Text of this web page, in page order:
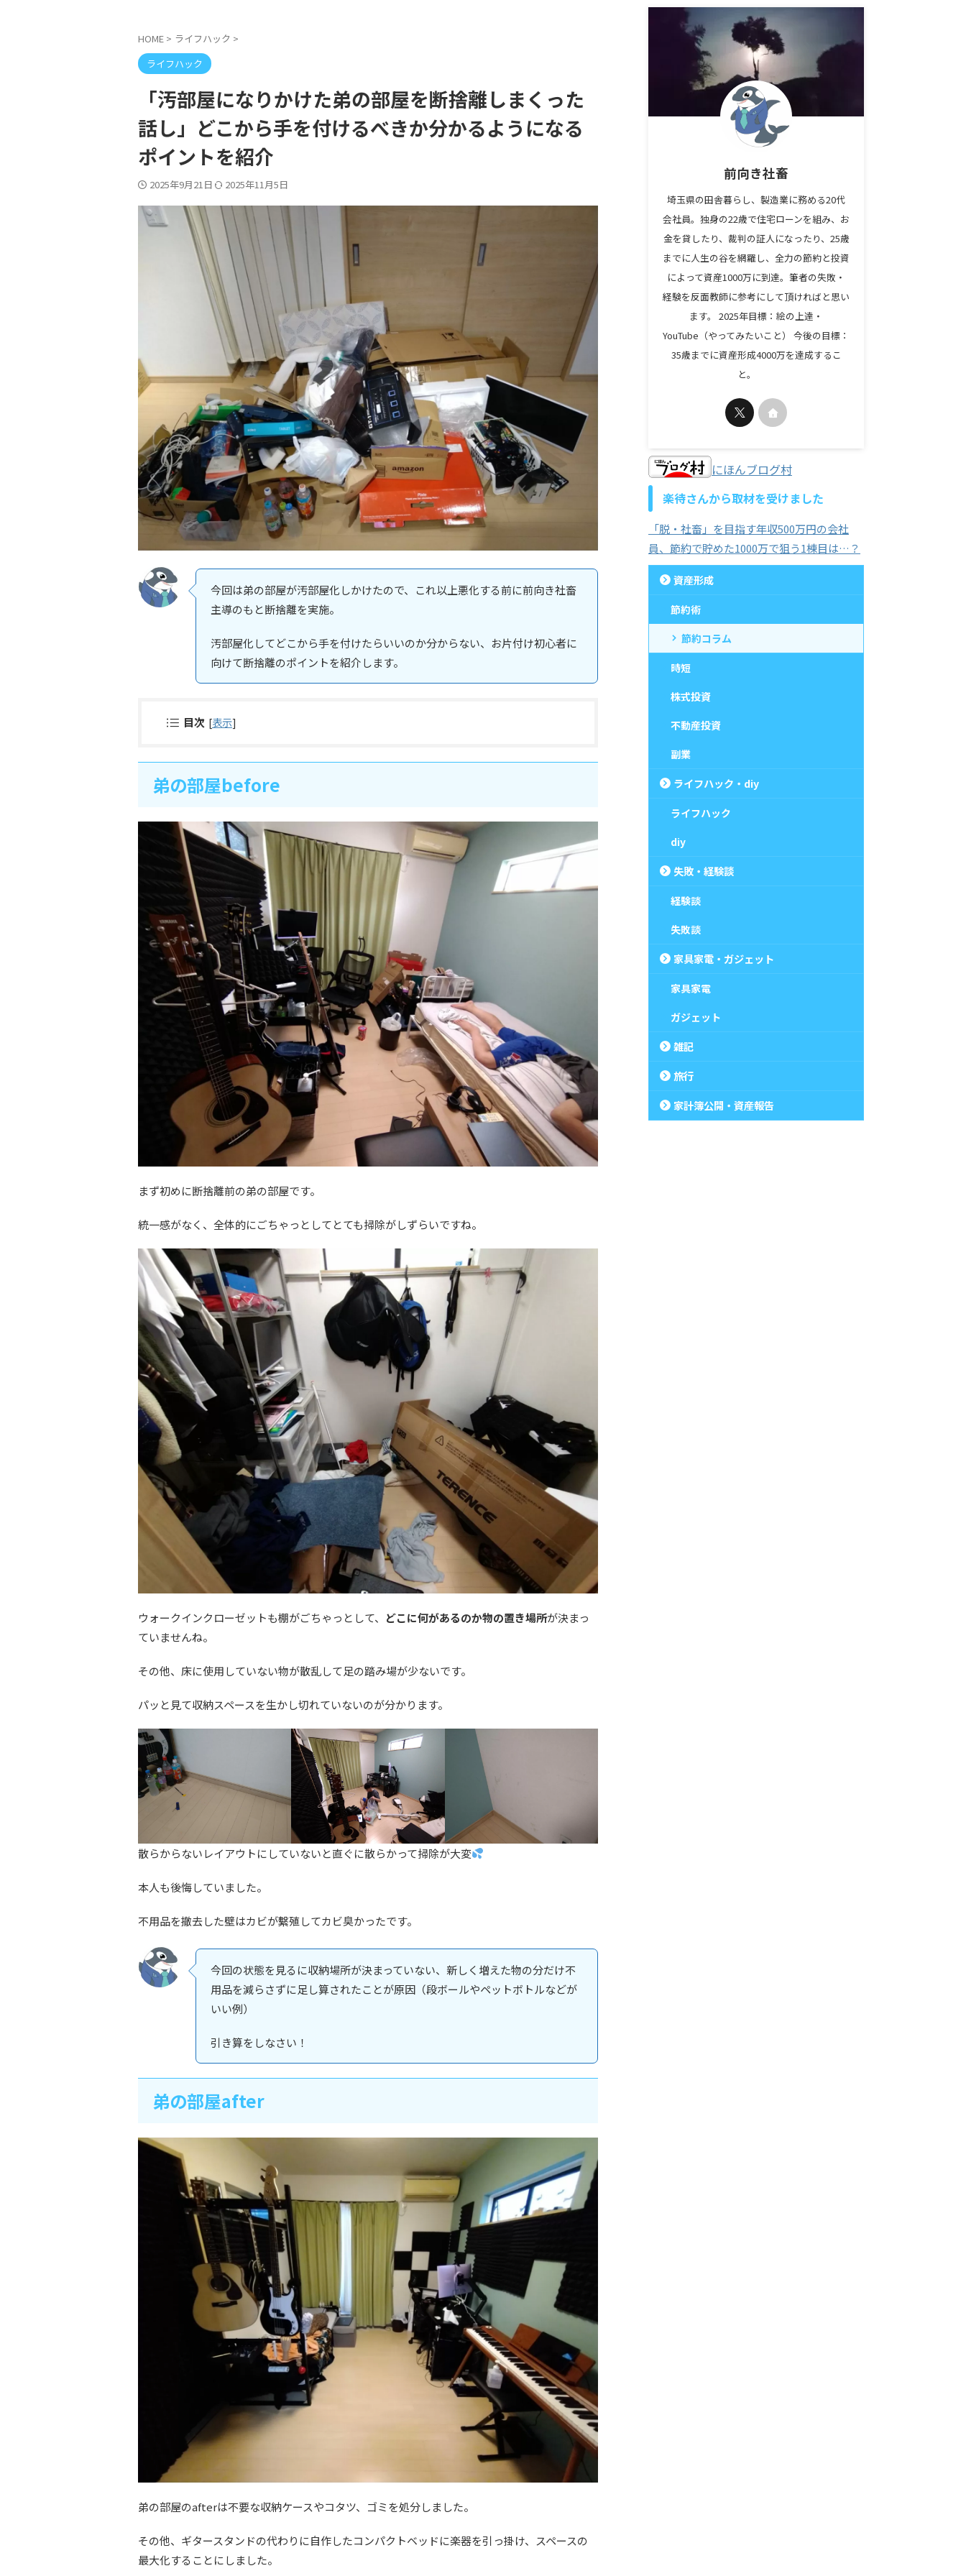
HOME > ライフハック >
ライフハック
「汚部屋になりかけた弟の部屋を断捨離しまくった
話し」どこから手を付けるべきか分かるようになる
ポイントを紹介
2025年9月21日 2025年11月5日
今回は弟の部屋が汚部屋化しかけたので、これ以上悪化する前に前向き社畜
主導のもと断捨離を実施。
汚部屋化してどこから手を付けたらいいのか分からない、お片付け初心者に
向けて断捨離のポイントを紹介します。
目次 [表示]
弟の部屋before
まず初めに断捨離前の弟の部屋です。
統一感がなく、全体的にごちゃっとしてとても掃除がしずらいですね。
ウォークインクローゼットも棚がごちゃっとして、 どこに何があるのか物の置き場所が決まっ
ていませんね。
その他、床に使用していない物が散乱して足の踏み場が少ないです。
パッと見て収納スペースを生かし切れていないのが分かります。
散らからないレイアウトにしていないと直ぐに散らかって掃除が大変
本人も後悔していました。
不用品を撤去した壁はカビが繫殖してカビ臭かったです。
今回の状態を見るに収納場所が決まっていない、新しく増えた物の分だけ不
用品を減らさずに足し算されたことが原因（段ボールやペットボトルなどが
いい例）
引き算をしなさい！
弟の部屋after
弟の部屋のafterは不要な収納ケースやコタツ、ゴミを処分しました。
その他、ギタースタンドの代わりに自作したコンパクトベッドに楽器を引っ掛け、スペースの
最大化することにしました。
前向き社畜
埼玉県の田舎暮らし、製造業に務める20代
会社員。独身の22歳で住宅ローンを組み、お
金を貸したり、裁判の証人になったり、25歳
までに人生の谷を網羅し、全力の節約と投資
によって資産1000万に到達。筆者の失敗・
経験を反面教師に参考にして頂ければと思い
ます。 2025年目標：絵の上達・
YouTube（やってみたいこと） 今後の目標：
35歳までに資産形成4000万を達成するこ
と。
にほんブログ村
楽待さんから取材を受けました
「脱・社畜」を目指す年収500万円の会社
員、節約で貯めた1000万で狙う1棟目は…？
資産形成
節約術
節約コラム
時短
株式投資
不動産投資
副業
ライフハック・diy
ライフハック
diy
失敗・経験談
経験談
失敗談
家具家電・ガジェット
家具家電
ガジェット
雑記
旅行
家計簿公開・資産報告